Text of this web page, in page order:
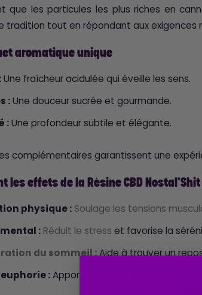
que les particules les plus riches en
tradition tout en répondant aux exigences
aromatique unique
Une fraîcheur acidulée qui éveille les sens.
:Une douceur sucrée et gourmande.
:Une profondeur subtile et élégante.
complémentaires garantissent une
les effets de la Résine CBD
physique : Soulage les tensions
: Réduit le stress et favorise la
du sommeil :Aide à trouver un
:Apporte une sensation de bien-